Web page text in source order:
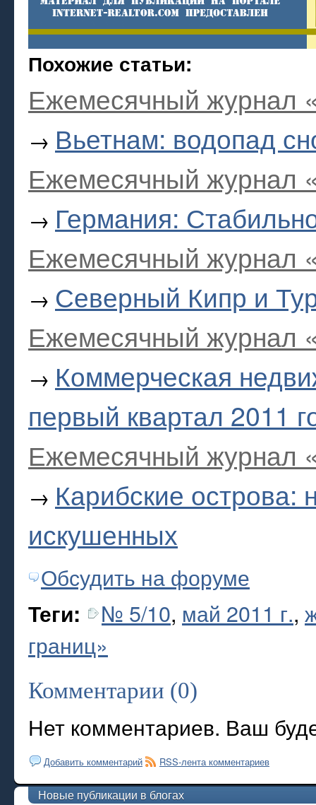
Похожие статьи:
Ежемесячный журнал
→ Вьетнам: водопад
Ежемесячный журнал
→ Германия:
Ежемесячный журнал
→ Северный Кипр и
Ежемесячный журнал
→ Коммерческая
первый квартал 2011
Ежемесячный журнал
→ Карибские острова:
искушенных
Обсудить на форуме
Теги: № 5/10, май 2011 г.,
границ»
Комментарии (0)
Нет комментариев. Ваш
Добавить комментарий RSS-лента комментариев
Новые публикации в блогах